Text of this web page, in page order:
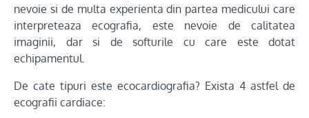
nevoie si de multa experienta din partea medicului care
interpreteaza ecografia, este nevoie de calitatea
imaginii, dar si de softurile cu care este dotat
echipamentul.
De cate tipuri este ecocardiografia? Exista 4 astfel de
ecografii cardiace: